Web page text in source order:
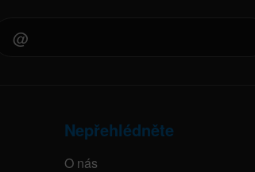
Nepřehlédněte
O nás